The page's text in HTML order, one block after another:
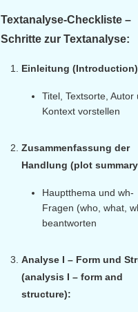
Textanalyse-Checkliste –
Schritte zur Textanalyse:
Einleitung
Titel, Textsorte, Autor
Kontext vorstellen
Zusammenfassung der
Handlung (plot
Hauptthema und wh-
Fragen (who, what,
beantworten
Analyse I – Form und
(analysis I – form and
structure):